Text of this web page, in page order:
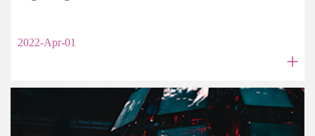
2022-Apr-01
+